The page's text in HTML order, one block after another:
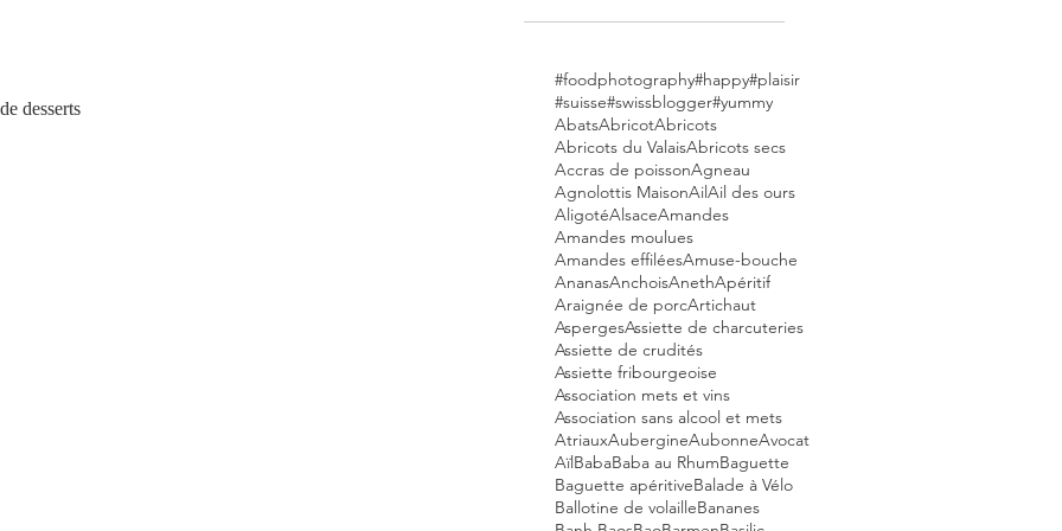
Le chariot de desserts
#foodphotography#happy#plaisir
#suisse#swissblogger#yummy
AbatsAbricotAbricots
Abricots du ValaisAbricots secs
Accras de poissonAgneau
Agnolottis MaisonAilAil des ours
AligotéAlsaceAmandes
Amandes moulues
Amandes effiléesAmuse-bouche
AnanasAnchoisAnethApéritif
Araignée de porcArtichaut
AspergesAssiette de charcuteries
Assiette de crudités
Assiette fribourgeoise
Association mets et vins
Association sans alcool et mets
AtriauxAubergineAubonneAvocat
AïlBabaBaba au RhumBaguette
Baguette apéritiveBalade à Vélo
Ballotine de volailleBananes